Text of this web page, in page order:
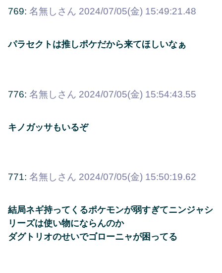
769: 名無しさん 2024/07/05(金) 15:49:21.48
パラセクトは推しポケだから来てほしいなぁ
776: 名無しさん 2024/07/05(金) 15:54:43.55
キノガッサもいるぞ
771: 名無しさん 2024/07/05(金) 15:50:19.62
結局ネギ持ってくるポケモンが弱すぎてニンジャシ
リーズは使い物にならんのか
ダグトリオのせいでゴローニャが困ってる